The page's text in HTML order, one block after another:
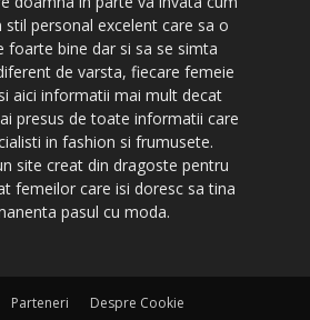
stil personal excelent care sa o
foarte bine dar si sa se simta
de varsta, fiecare femeie
aici informatii mai mult decat
presus de toate informatii care
in fashion si frumusete.
site creat din dragoste pentru
femeilor care isi doresc sa tina
pasul cu moda.
Parteneri
Despre Cookie